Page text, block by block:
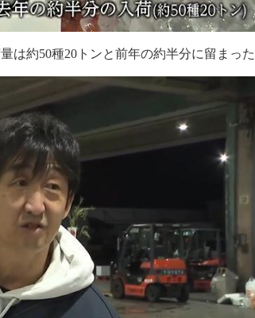
は約50種20トンと前年の約半分に留まっ